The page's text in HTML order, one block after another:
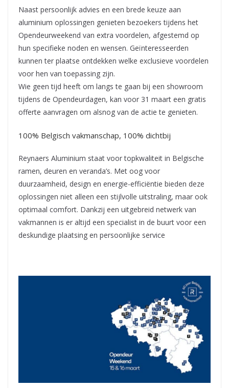
Naast persoonlijk advies en een brede keuze aan
aluminium oplossingen genieten bezoekers tijdens het
Opendeurweekend van extra voordelen, afgestemd op
hun specifieke noden en wensen. Geïnteresseerden
kunnen ter plaatse ontdekken welke exclusieve voordelen
voor hen van toepassing zijn.
Wie geen tijd heeft om langs te gaan bij een showroom
tijdens de Opendeurdagen, kan voor 31 maart een gratis
offerte aanvragen om alsnog van de actie te genieten.
100% Belgisch vakmanschap, 100% dichtbij
Reynaers Aluminium staat voor topkwaliteit in Belgische
ramen, deuren en veranda’s. Met oog voor
duurzaamheid, design en energie-efficiëntie bieden deze
oplossingen niet alleen een stijlvolle uitstraling, maar ook
optimaal comfort. Dankzij een uitgebreid netwerk van
vakmannen is er altijd een specialist in de buurt voor een
deskundige plaatsing en persoonlijke service